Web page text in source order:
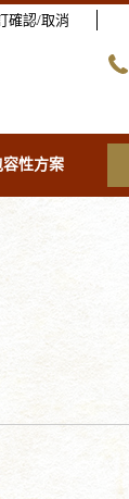
確認/取消
容性方案